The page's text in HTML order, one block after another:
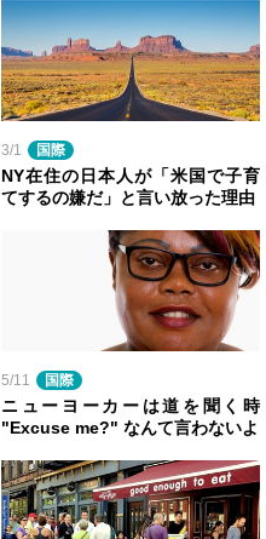
3/1 国際
NY在住の日本人が「米国で子育
てするの嫌だ」と言い放った理由
5/11 国際
ニューヨーカーは道を聞く時
"Excuse me?" なんて言わないよ